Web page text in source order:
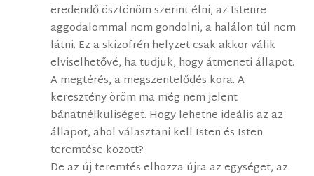
eredendő ösztönöm szerint élni, az Istenre
aggodalommal nem gondolni, a halálon túl nem
látni. Ez a skizofrén helyzet csak akkor válik
elviselhetővé, ha tudjuk, hogy átmeneti állapot.
A megtérés, a megszentelődés kora. A
keresztény öröm ma még nem jelent
bánatnélküliséget. Hogy lehetne ideális az az
állapot, ahol választani kell Isten és Isten
teremtése között?
De az új teremtés elhozza újra az egységet, az